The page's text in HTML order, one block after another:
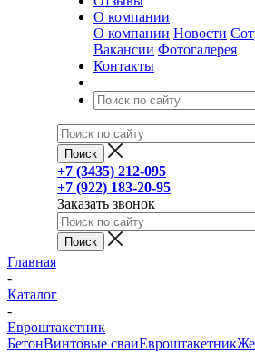
О компании
О компании Новости
Вакансии Фотогалерея
Контакты
+7 (3435) 212-095
+7 (922) 183-20-95
Заказать звонок
Главная
-
Каталог
-
Евроштакетник
БетонВинтовые сваиЕвроштакетник